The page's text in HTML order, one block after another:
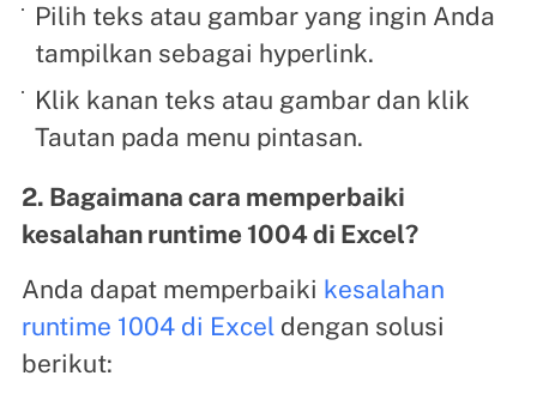
Pilih teks atau gambar yang ingin Anda
tampilkan sebagai hyperlink.
Klik kanan teks atau gambar dan klik
Tautan pada menu pintasan.
2. Bagaimana cara memperbaiki
kesalahan runtime 1004 di Excel?
Anda dapat memperbaiki kesalahan
runtime 1004 di Excel dengan solusi
berikut: